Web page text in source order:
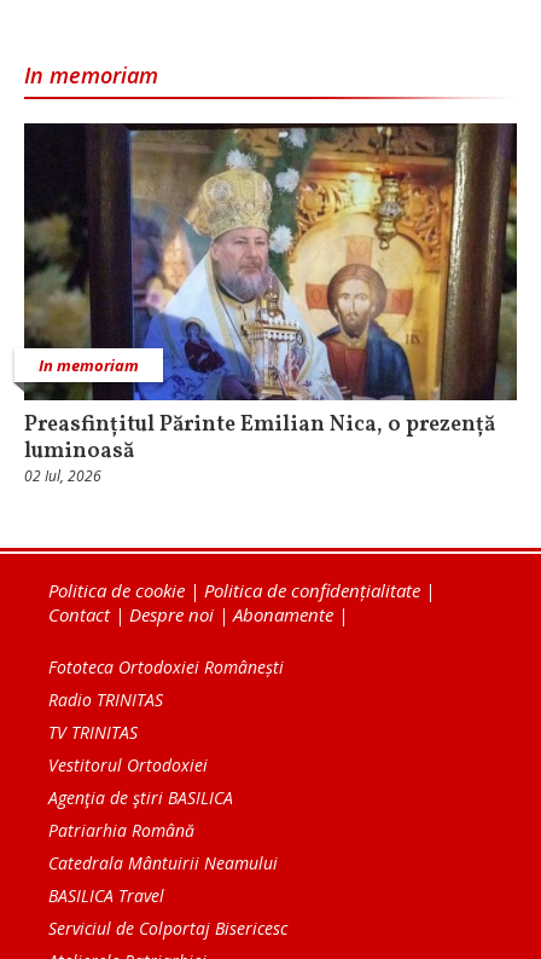
In memoriam
In memoriam
Preasfințitul Părinte Emilian Nica, o prezență
luminoasă
02 Iul, 2026
Politica de cookie | Politica de confidențialitate |
Contact| Despre noi |Abonamente |
Fototeca Ortodoxiei Românești
Radio TRINITAS
TV TRINITAS
Vestitorul Ortodoxiei
Agenţia de ştiri BASILICA
Patriarhia Română
Catedrala Mântuirii Neamului
BASILICA Travel
Serviciul de Colportaj Bisericesc